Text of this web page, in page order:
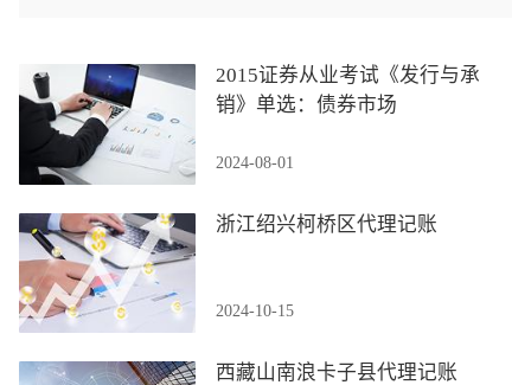
2015证券从业考试《发行与承
销》单选：债券市场
2024-08-01
浙江绍兴柯桥区代理记账
2024-10-15
西藏山南浪卡子县代理记账